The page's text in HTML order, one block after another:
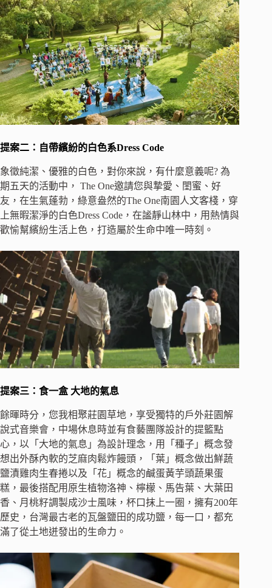
提案二：自帶繽紛的白色系Dress Code
象徵純潔、優雅的白色，對你來說，有什麼意義呢? 為
期五天的活動中， The One邀請您與摯愛、閨蜜、好
友，在生氣蓬勃，綠意盎然的The One南園人文客棧，穿
上無暇潔淨的白色Dress Code，在謐靜山林中，用熱情與
歡愉幫繽紛生活上色，打造屬於生命中唯一時刻。
提案三：食一盒 大地的氣息
餘暉時分，您我相聚莊園草地，享受獨特的戶外莊園解
說式音樂會，中場休息時並有食藝團隊設計的提籃點
心，以「大地的氣息」為設計理念，用「種子」概念發
想出外酥內軟的芝麻肉鬆炸饅頭，「葉」概念做出鮮蔬
鹽漬雞肉生春捲以及「花」概念的鹹蛋黃芋頭蔬果蛋
糕，最後搭配用原生植物洛神、檸檬、馬告葉、大葉田
香、月桃籽調製成沙士風味，杯口抹上一圈，擁有200年
歷史，台灣最古老的瓦盤鹽田的成功鹽，每一口，都充
滿了從土地迸發出的生命力。